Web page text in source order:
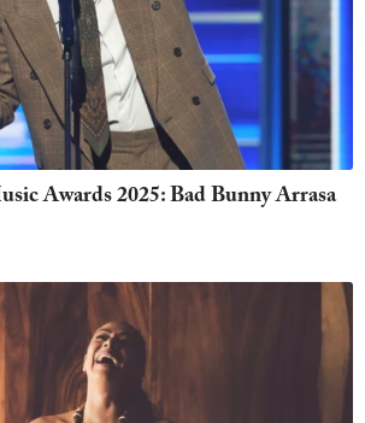
Awards 2025: Bad Bunny Arrasa